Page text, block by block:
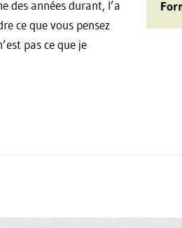
des années durant, l’a
ce que vous pensez
pas ce que je